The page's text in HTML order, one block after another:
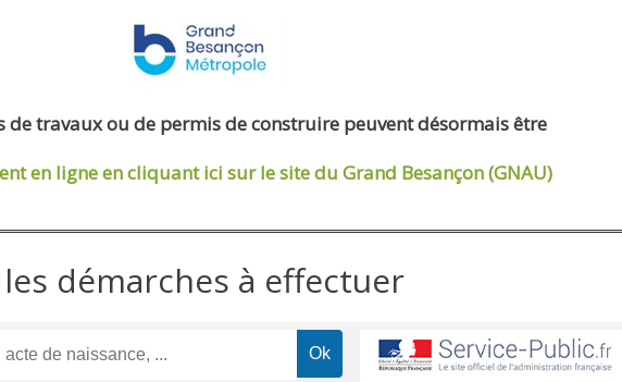
de travaux ou de permis de construire peuvent désormais être
en ligneen cliquant ici sur le site du Grand Besançon (GNAU)
démarches à effectuer